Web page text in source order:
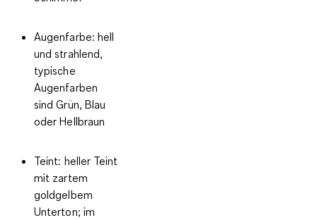
Augenfarbe: hell
und strahlend,
typische
Augenfarben
sind Grün, Blau
oder Hellbraun
Teint: heller Teint
mit zartem
goldgelbem
Unterton; im